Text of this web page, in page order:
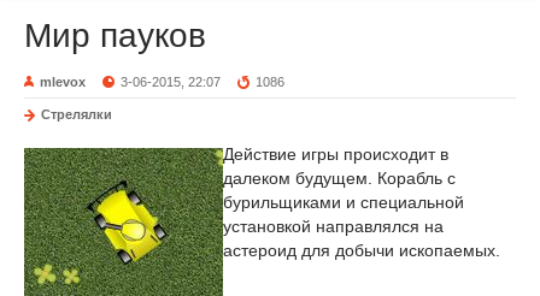
Мир пауков
mlevox 3-06-2015, 22:07 1086
Стрелялки
Действие игры происходит в
далеком будущем. Корабль с
бурильщиками и специальной
установкой направлялся на
астероид для добычи ископаемых.